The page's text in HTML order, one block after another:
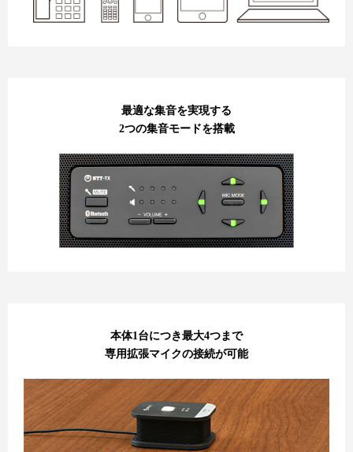
最適な集音を実現する
2つの集音モードを搭載
本体1台につき最大4つまで
専用拡張マイクの接続が可能